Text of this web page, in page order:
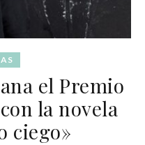
el Premio
la novela
ciego»